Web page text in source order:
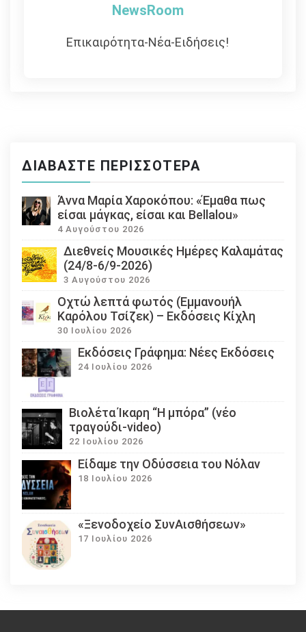
NewsRoom
Επικαιρότητα-Νέα-Ειδήσεις!
ΔΙΑΒΆΣΤΕ ΠΕΡΙΣΣΌΤΕΡΑ
Άννα Μαρία Χαροκόπου: «Έμαθα πως
είσαι μάγκας, είσαι και Bellalou»
4 Αυγούστου 2026
Διεθνείς Μουσικές Ημέρες Καλαμάτας
(24/8-6/9-2026)
3 Αυγούστου 2026
Οχτώ λεπτά φωτός (Εμμανουήλ
Καρόλου Τσίζεκ) – Εκδόσεις Κίχλη
30 Ιουλίου 2026
Εκδόσεις Γράφημα: Νέες Εκδόσεις
24 Ιουλίου 2026
Βιολέτα Ίκαρη “Η μπόρα” (νέο
τραγούδι-video)
22 Ιουλίου 2026
Eίδαμε την Οδύσσεια του Νόλαν
18 Ιουλίου 2026
«Ξενοδοχείο ΣυνΑισθήσεων»
17 Ιουλίου 2026